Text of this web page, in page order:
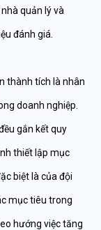
quản lý và
đánh giá.
thành tích là nhân
doanh nghiệp.
gắn kết quy
thiết lập mục
biệt là của đội
mục tiêu trong
hướng việc tăng